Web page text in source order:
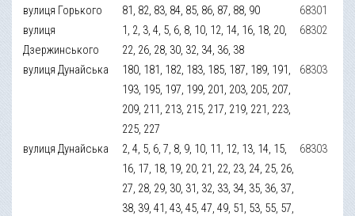
вулиця Горького 81, 82, 83, 84, 85, 86, 87, 88, 90
68301
вулиця
Дзержинського
1, 2, 3, 4, 5, 6, 8, 10, 12, 14, 16, 18, 20,
22, 26, 28, 30, 32, 34, 36, 38
68302
вулиця Дунайська
180, 181, 182, 183, 185, 187, 189, 191,
193, 195, 197, 199, 201, 203, 205, 207,
209, 211, 213, 215, 217, 219, 221, 223,
225, 227
68303
вулиця Дунайська
2, 4, 5, 6, 7, 8, 9, 10, 11, 12, 13, 14, 15,
16, 17, 18, 19, 20, 21, 22, 23, 24, 25, 26,
27, 28, 29, 30, 31, 32, 33, 34, 35, 36, 37,
38, 39, 41, 43, 45, 47, 49, 51, 53, 55, 57,
68303